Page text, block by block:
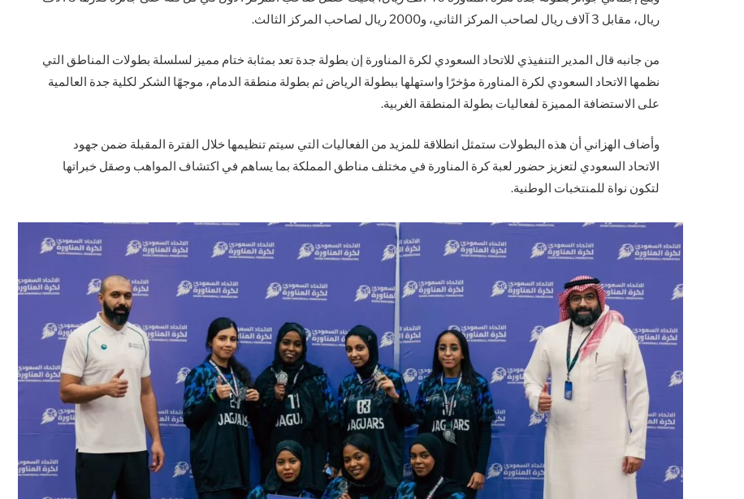
ريال، مقابل 3 آلاف ريال لصاحب المركز الثاني، و2000 ريال لصاحب المركز الثالث.
من جانبه قال المدير التنفيذي للاتحاد السعودي لكرة المناورة إن بطولة جدة تعد بمثابة ختام مميز لسلسلة بطولات المناطق التي
نظمها الاتحاد السعودي لكرة المناورة مؤخرًا واستهلها ببطولة الرياض ثم بطولة منطقة الدمام، موجهًا الشكر لكلية جدة العالمية
على الاستضافة المميزة لفعاليات بطولة المنطقة الغربية.
وأضاف الهزاني أن هذه البطولات ستمثل انطلاقة للمزيد من الفعاليات التي سيتم تنظيمها خلال الفترة المقبلة ضمن جهود
الاتحاد السعودي لتعزيز حضور لعبة كرة المناورة في مختلف مناطق المملكة بما يساهم في اكتشاف المواهب وصقل خبراتها
لتكون نواة للمنتخبات الوطنية.